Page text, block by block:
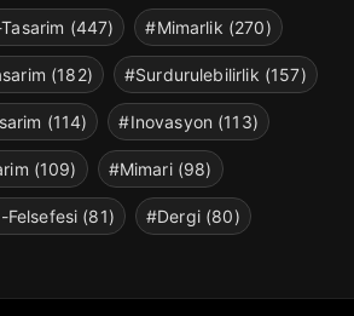
(447) #Mimarlik (270)
(182) #Surdurulebilirlik (157)
(114) #Inovasyon (113)
(109) #Mimari (98)
Felsefesi (81) #Dergi (80)